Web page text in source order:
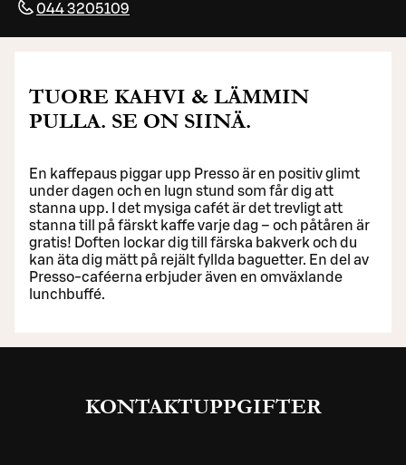
044 3205109
TUORE KAHVI & LÄMMIN
PULLA. SE ON SIINÄ.
En kaffepaus piggar upp Presso är en positiv glimt
under dagen och en lugn stund som får dig att
stanna upp. I det mysiga cafét är det trevligt att
stanna till på färskt kaffe varje dag – och påtåren är
gratis! Doften lockar dig till färska bakverk och du
kan äta dig mätt på rejält fyllda baguetter. En del av
Presso-caféerna erbjuder även en omväxlande
lunchbuffé.
KONTAKTUPPGIFTER